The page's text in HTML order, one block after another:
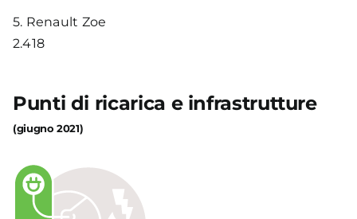
5. Renault Zoe
2.418
Punti di ricarica e infrastrutture
(giugno 2021)